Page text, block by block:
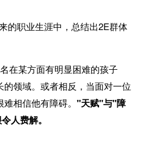
的职业生涯中，总结出2E群体
在某方面有明显困难的孩子
领域。或者相反，当面对一位
相信他有障碍。 "天赋"与"障
人费解。